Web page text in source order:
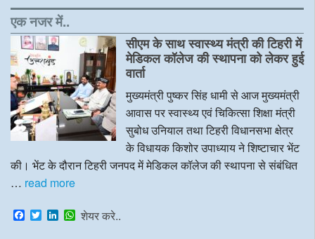
एक नजर में..
सीएम के साथ स्वास्थ्य मंत्री की टिहरी में
मेडिकल कॉलेज की स्थापना को लेकर हुई
वार्ता
मुख्यमंत्री पुष्कर सिंह धामी से आज मुख्यमंत्री
आवास पर स्वास्थ्य एवं चिकित्सा शिक्षा मंत्री
सुबोध उनियाल तथा टिहरी विधानसभा क्षेत्र
के विधायक किशोर उपाध्याय ने शिष्टाचार भेंट
की। भेंट के दौरान टिहरी जनपद में मेडिकल कॉलेज की स्थापना से संबंधित
… read more
F
a
T
w
L W
शेयर करे..